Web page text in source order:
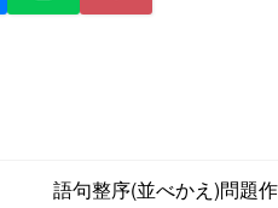
語句整序(並べかえ)問題